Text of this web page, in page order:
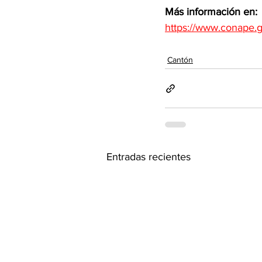
Más información en:
https://
Cantón
Entradas recientes